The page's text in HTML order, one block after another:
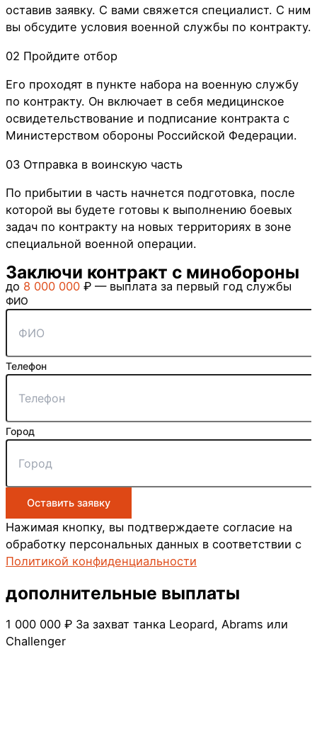
оставив заявку. С вами свяжется специалист. С ним
вы обсудите условия военной службы по контракту.
02 Пройдите отбор
Его проходят в пункте набора на военную службу
по контракту. Он включает в себя медицинское
освидетельствование и подписание контракта с
Министерством обороны Российской Федерации.
03 Отправка в воинскую часть
По прибытии в часть начнется подготовка, после
которой вы будете готовы к выполнению боевых
задач по контракту на новых территориях в зоне
специальной военной операции.
Заключи контракт с минобороны
до 8 000 000 ₽ — выплата за первый год службы
ФИО
Телефон
Город
Оставить заявку
Нажимая кнопку, вы подтверждаете согласие на
обработку персональных данных в соответствии с
Политикой конфиденциальности
дополнительные выплаты
1 000 000 ₽ За захват танка Leopard, Abrams или
Challenger